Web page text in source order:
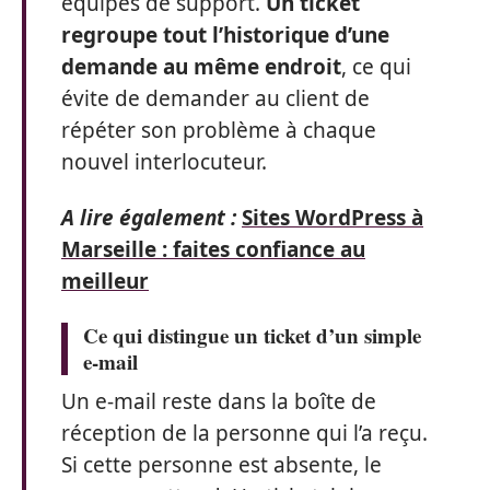
regroupe tout l’historique d’une
demande au même endroit, ce qui
évite de demander au client de
répéter son problème à chaque
nouvel interlocuteur.
A lire également :Sites WordPress à
Marseille : faites confiance au
meilleur
Ce qui distingue un ticket d’un simple
e-mail
Un e-mail reste dans la boîte de
réception de la personne qui l’a reçu.
Si cette personne est absente, le